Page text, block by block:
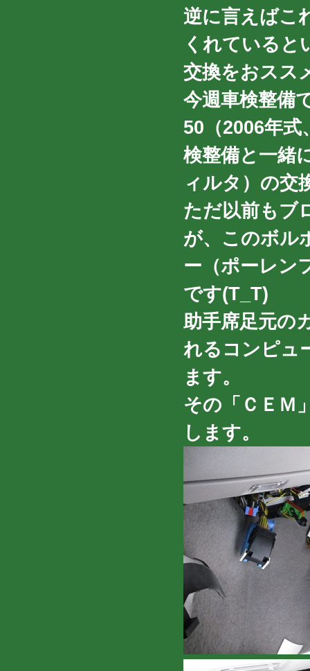
逆に言えばこ
くれていると
交換をおスス
今週車検整備
50（2006年
検整備と一緒
ィルタ）の交
ただ以前もブ
が、このボル
ー（ポーレン
です(T_T)
助手席足元の
れるコンピュ
ます。
その「ＣＥＭ
します。